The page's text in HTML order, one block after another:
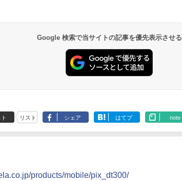
Google 検索で当サイトの記事を優先表示させる
リスト シェア はてブ note
products/mobile/pix_dt300/